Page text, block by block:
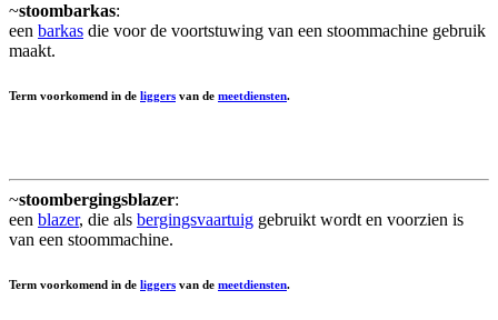
~stoombarkas:
een barkas die voor de voortstuwing van een stoommachine gebruik
maakt.
Term voorkomend in de liggers van de meetdiensten.
~stoombergingsblazer:
een blazer, die als bergingsvaartuig gebruikt wordt en voorzien is
van een stoommachine.
Term voorkomend in de liggers van de meetdiensten.